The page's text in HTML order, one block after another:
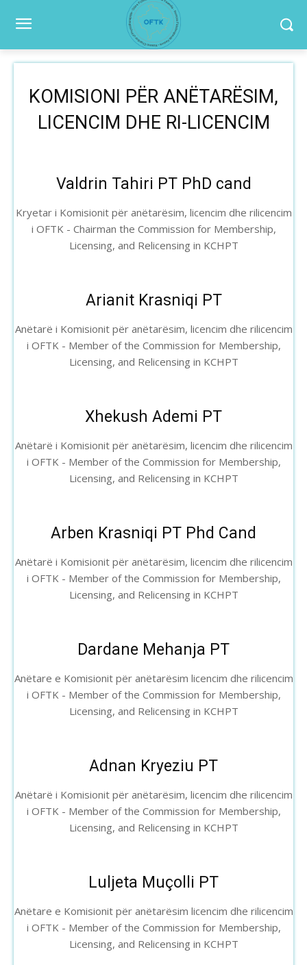
KOMISIONI PËR ANËTARËSIM,
LICENCIM DHE RI-LICENCIM
Valdrin Tahiri PT PhD cand
Kryetar i Komisionit për anëtarësim, licencim dhe rilicencim
i OFTK - Chairman the Commission for Membership,
Licensing, and Relicensing in KCHPT
Arianit Krasniqi PT
Anëtarë i Komisionit për anëtarësim, licencim dhe rilicencim
i OFTK - Member of the Commission for Membership,
Licensing, and Relicensing in KCHPT
Xhekush Ademi PT
Anëtarë i Komisionit për anëtarësim, licencim dhe rilicencim
i OFTK - Member of the Commission for Membership,
Licensing, and Relicensing in KCHPT
Arben Krasniqi PT Phd Cand
Anëtarë i Komisionit për anëtarësim, licencim dhe rilicencim
i OFTK - Member of the Commission for Membership,
Licensing, and Relicensing in KCHPT
Dardane Mehanja PT
Anëtare e Komisionit për anëtarësim licencim dhe rilicencim
i OFTK - Member of the Commission for Membership,
Licensing, and Relicensing in KCHPT
Adnan Kryeziu PT
Anëtarë i Komisionit për anëtarësim, licencim dhe rilicencim
i OFTK - Member of the Commission for Membership,
Licensing, and Relicensing in KCHPT
Luljeta Muçolli PT
Anëtare e Komisionit për anëtarësim licencim dhe rilicencim
i OFTK - Member of the Commission for Membership,
Licensing, and Relicensing in KCHPT